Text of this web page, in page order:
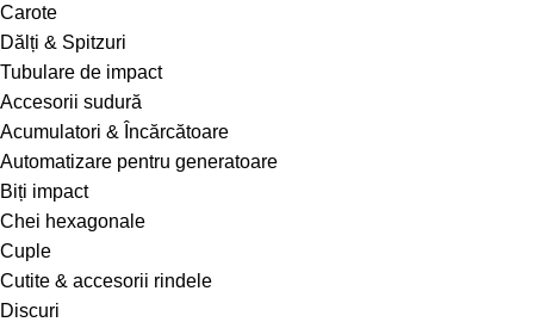
Carote
Dălți & Spitzuri
Tubulare de impact
Accesorii sudură
Acumulatori & Încărcătoare
Automatizare pentru generatoare
Biți impact
Chei hexagonale
Cuple
Cutite & accesorii rindele
Discuri